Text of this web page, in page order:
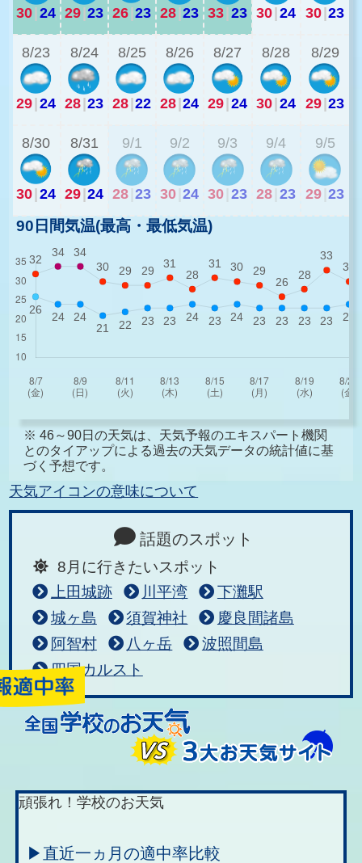
30|24 29|23 26|23 28|23 33|23 30|24 30|23
8/23
29|24
8/24
28|23
8/25
28|22
8/26
28|24
8/27
29|24
8/28
30|24
8/29
29|23
8/30
30|24
8/31
29|24
9/1
28 23
9/2
30 24
9/3
30 23
9/4
28 23
9/5
29 23
90日間気温(最高・最低気温)
※ 46～90日の天気は、天気予報のエキスパート機関
とのタイアップによる過去の天気データの統計値に基
づく予想です。
天気アイコンの意味について
話題のスポット
8月に行きたいスポット
上田城跡
川平湾
下灘駅
城ヶ島
須賀神社
慶良間諸島
阿智村
八ヶ岳
波照間島
四国カルスト
頑張れ！学校のお天気
▶直近一ヵ月の適中率比較